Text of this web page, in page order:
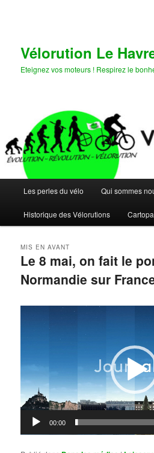
Vélorution Le
Eteignez vos moteurs ! Respirez le
principal
Les perles du vélo Qui sommes
Historique des Vélorutions
Le 8 mai, on fait le
Normandie sur
MIS EN AVANT
00:00